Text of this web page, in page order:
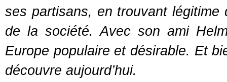
ses partisans, en trouvant légitime
de la société. Avec son ami
Europe populaire et désirable. Et
découvre aujourd’hui.